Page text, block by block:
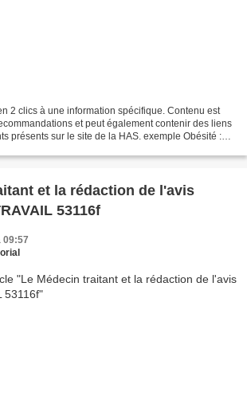
2 clics à une information spécifique. Contenu est
et peut également contenir des liens
présents sur le site de la HAS. exemple Obésité :
et la rédaction de l'avis
53116f
09:57